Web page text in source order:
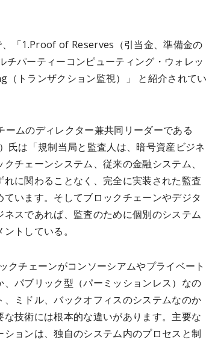
「1.Proof of Reserves（引当金、準備金の
パーティーコンピューティング・ウォレッ
トランザクション監視）」 と紹介されてい
ムのディレクター兼共同リーダーである
氏は「規制当局と監査人は、暗号資産ビジネ
チェーンシステム、従来の金融システム、
に関わることなく、完全に実装された監査
います。そしてブロックチェーンやデジタ
スであれば、監査のために個別のシステム
トしている。
クチェーンがコンソーシアムやプライベート
パブリック型（パーミッションレス）なの
ミドル、バックオフィスのシステムなのか
技術には根本的な違いがあります。主要な
ョンは、独自のシステム内のプロセスと制